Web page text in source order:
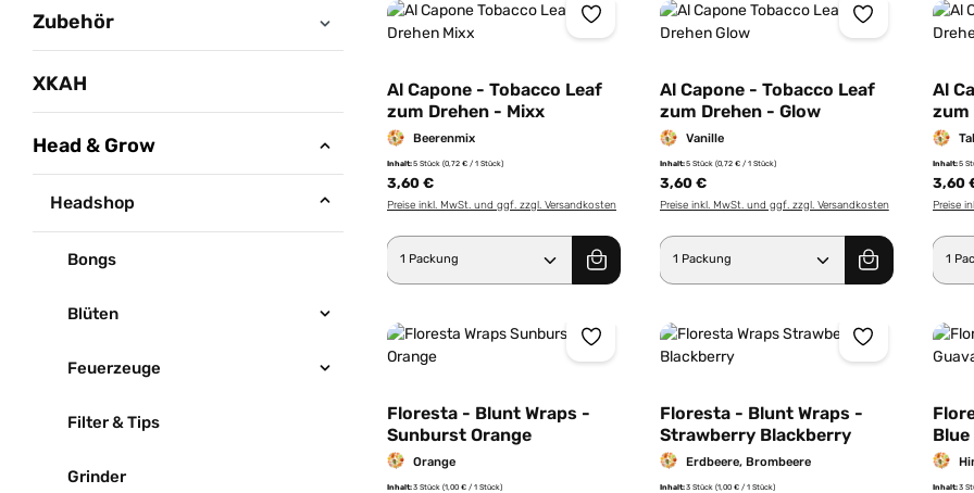
Zubehör
XKAH
Head & Grow
Headshop
Bongs
Blüten
Feuerzeuge
Filter & Tips
Grinder
Al Capone - Tobacco Leaf
zum Drehen - Mixx
Beerenmix
Inhalt:5 Stück (0,72 € / 1 Stück)
3,60 €
Preise inkl. MwSt. und ggf. zzgl. Versandkosten
Produkt Anzahl: Gib den gewünschten Wert ein
Al Capone - Tobacco Leaf
zum Drehen - Glow
Vanille
Inhalt:5 Stück (0,72 € / 1 Stück)
3,60 €
Preise inkl. MwSt. und ggf. zzgl. Versandkosten
Produkt Anzahl: Gib den
Al
zum
Inhalt:5
3,60
Preise
Floresta - Blunt Wraps -
Sunburst Orange
Orange
Inhalt:3 Stück (1,00 € / 1 Stück)
Floresta - Blunt Wraps -
Strawberry Blackberry
Erdbeere, Brombeere
Inhalt:3 Stück (1,00 € / 1 Stück) Inhalt:3